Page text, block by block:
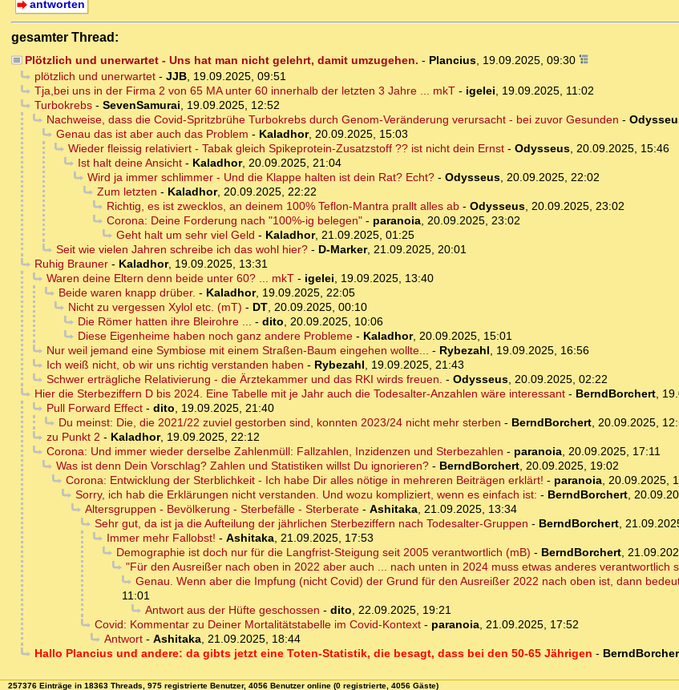
antworten
gesamter Thread:
Plötzlich und unerwartet - Uns hat man nicht gelehrt, damit umzugehen. - Plancius, 19.09.2025, 09:30
plötzlich und unerwartet- JJB, 19.09.2025, 09:51
Tja,bei uns in der Firma 2 von 65 MA unter 60 innerhalb der letzten 3 Jahre ... mkT- igelei, 19.09.2025, 11:02
Turbokrebs- SevenSamurai, 19.09.2025, 12:52
Nachweise, dass die Covid-Spritzbrühe Turbokrebs durch Genom-Veränderung verursacht - bei zuvor Gesunden -
Genau das ist aber auch das Problem - Kaladhor, 20.09.2025, 15:03
Wieder fleissig relativiert - Tabak gleich Spikeprotein-Zusatzstoff ?? ist nicht dein Ernst- Odysseus, 20.09.2025, 15:46
Ist halt deine Ansicht- Kaladhor, 20.09.2025, 21:04
Wird ja immer schlimmer - Und die Klappe halten ist dein Rat? Echt?- Odysseus, 20.09.2025, 22:02
Zum letzten - Kaladhor, 20.09.2025, 22:22
Richtig, es ist zwecklos, an deinem 100% Teflon-Mantra prallt alles ab- Odysseus, 20.09.2025, 23:02
Corona: Deine Forderung nach "100%-ig belegen"- paranoia, 20.09.2025, 23:02
Geht halt um sehr viel Geld - Kaladhor, 21.09.2025, 01:25
Seit wie vielen Jahren schreibe ich das wohl hier?- D-Marker, 21.09.2025, 20:01
Ruhig Brauner- Kaladhor, 19.09.2025, 13:31
Waren deine Eltern denn beide unter 60? ... mkT- igelei, 19.09.2025, 13:40
Beide waren knapp drüber. - Kaladhor, 19.09.2025, 22:05
Nicht zu vergessen Xylol etc. (mT) - DT, 20.09.2025, 00:10
Die Römer hatten ihre Bleirohre ... - dito, 20.09.2025, 10:06
Diese Eigenheime haben noch ganz andere Probleme- Kaladhor, 20.09.2025, 15:01
Nur weil jemand eine Symbiose mit einem Straßen-Baum eingehen wollte... - Rybezahl, 19.09.2025, 16:56
Ich weiß nicht, ob wir uns richtig verstanden haben - Rybezahl, 19.09.2025, 21:43
Schwer erträgliche Relativierung - die Ärztekammer und das RKI wirds freuen. - Odysseus, 20.09.2025, 02:22
Hier die Sterbeziffern D bis 2024. Eine Tabelle mit je Jahr auch die Todesalter-Anzahlen wäre interessant- BerndBorchert,
Pull Forward Effect- dito, 19.09.2025, 21:40
Du meinst: Die, die 2021/22 zuviel gestorben sind, konnten 2023/24 nicht mehr sterben - BerndBorchert, 20.09.2025,
zu Punkt 2 - Kaladhor, 19.09.2025, 22:12
Corona: Und immer wieder derselbe Zahlenmüll: Fallzahlen, Inzidenzen und Sterbezahlen - paranoia, 20.09.2025, 17:11
Was ist denn Dein Vorschlag? Zahlen und Statistiken willst Du ignorieren?- BerndBorchert, 20.09.2025, 19:02
Corona: Entwicklung der Sterblichkeit - Ich habe Dir alles nötige in mehreren Beiträgen erklärt! - paranoia, 20.09.2025,
Sorry, ich hab die Erklärungen nicht verstanden. Und wozu kompliziert, wenn es einfach ist: - BerndBorchert,
Altersgruppen - Bevölkerung - Sterbefälle - Sterberate- Ashitaka, 21.09.2025, 13:34
Sehr gut, da ist ja die Aufteilung der jährlichen Sterbeziffern nach Todesalter-Gruppen - BerndBorchert,
Immer mehr Fallobst! - Ashitaka, 21.09.2025, 17:53
Demographie ist doch nur für die Langfrist-Steigung seit 2005 verantwortlich (mB) - BerndBorchert,
"Für den Ausreißer nach oben in 2022 aber auch ... nach unten in 2024 muss etwas anderes verantwortlich
Genau. Wenn aber die Impfung (nicht Covid) der Grund für den Ausreißer 2022 nach oben ist, dann
11:01
Antwort aus der Hüfte geschossen - dito, 22.09.2025, 19:21
Covid: Kommentar zu Deiner Mortalitätstabelle im Covid-Kontext- paranoia, 21.09.2025, 17:52
Antwort- Ashitaka, 21.09.2025, 18:44
Hallo Plancius und andere: da gibts jetzt eine Toten-Statistik, die besagt, dass bei den 50-65 Jährigen -
257376 Einträge in 18363 Threads, 975 registrierte Benutzer, 4056 Benutzer online (0 registrierte, 4056 Gäste)